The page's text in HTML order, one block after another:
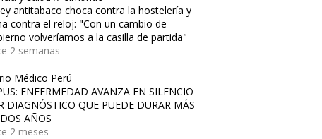
antitabaco choca contra la hostelería y
contra el reloj: "Con un cambio de
volveríamos a la casilla de partida"
2 semanas
Médico Perú
ENFERMEDAD AVANZA EN SILENCIO
DIAGNÓSTICO QUE PUEDE DURAR MÁS
AÑOS
2 meses